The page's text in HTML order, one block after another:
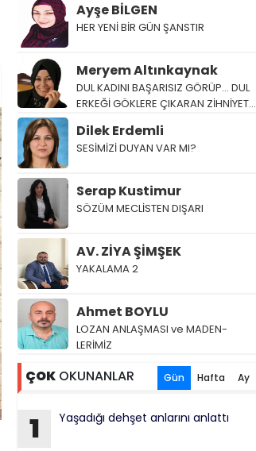
Ayşe BİLGEN
HER YENİ BİR GÜN ŞANSTIR
Meryem Altınkaynak
DUL KADINI BAŞARISIZ GÖRÜP… DUL
ERKEĞİ GÖKLERE ÇIKARAN ZİHNİYET…
Dilek Erdemli
SESİMİZİ DUYAN VAR MI?
Serap Kustimur
SÖZÜM MECLİSTEN DIŞARI
AV. ZİYA ŞİMŞEK
YAKALAMA 2
Ahmet BOYLU
LOZAN AN­LAŞ­MA­SI ve MA­DEN­
LERİMİZ
ÇOK OKUNANLAR Gün Hafta Ay
1 Yaşadığı dehşet anlarını anlattı